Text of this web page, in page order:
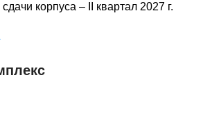
корпуса – II квартал 2027 г.